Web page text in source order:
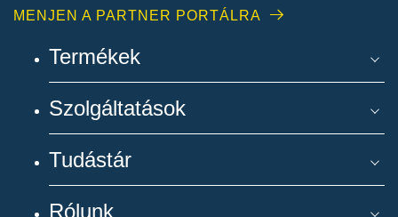
MENJEN A PARTNER PORTÁLRA
Termékek
Szolgáltatások
Tudástár
Rólunk